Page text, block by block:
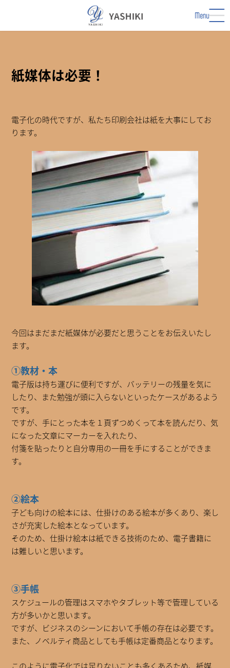
Menu
紙媒体は必要！
電子化の時代ですが、私たち印刷会社は紙を大事にしてお
ります。
今回はまだまだ紙媒体が必要だと思うことをお伝えいたし
ます。
①教材・本
電子版は持ち運びに便利ですが、バッテリーの残量を気に
したり、また勉強が頭に入らないといったケースがあるよう
です。
ですが、手にとった本を１頁ずつめくって本を読んだり、気
になった文章にマーカーを入れたり、
付箋を貼ったりと自分専用の一冊を手にすることができま
す。
②絵本
子ども向けの絵本には、仕掛けのある絵本が多くあり、楽し
さが充実した絵本となっています。
そのため、仕掛け絵本は紙できる技術のため、電子書籍に
は難しいと思います。
③手帳
スケジュールの管理はスマホやタブレット等で管理している
方が多いかと思います。
ですが、ビジネスのシーンにおいて手帳の存在は必要です。
また、ノベルティ商品としても手帳は定番商品となります。
このように電子化では足りないことも多くあるため、紙媒